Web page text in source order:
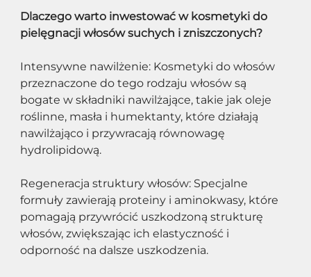
Dlaczego warto inwestować w kosmetyki do
pielęgnacji włosów suchych i zniszczonych?
Intensywne nawilżenie: Kosmetyki do włosów
przeznaczone do tego rodzaju włosów są
bogate w składniki nawilżające, takie jak oleje
roślinne, masła i humektanty, które działają
nawilżająco i przywracają równowagę
hydrolipidową.
Regeneracja struktury włosów: Specjalne
formuły zawierają proteiny i aminokwasy, które
pomagają przywrócić uszkodzoną strukturę
włosów, zwiększając ich elastyczność i
odporność na dalsze uszkodzenia.